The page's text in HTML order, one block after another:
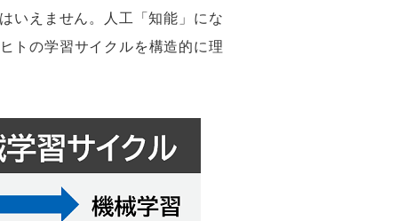
いえません。人工「知能」にな
トの学習サイクルを構造的に理